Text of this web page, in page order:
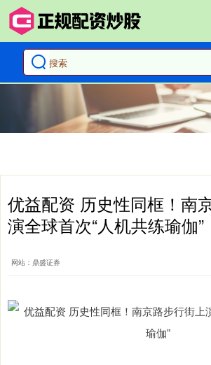
优益配资 历史性同框！南
演全球首次“人机共练瑜伽”
网站：鼎盛证券